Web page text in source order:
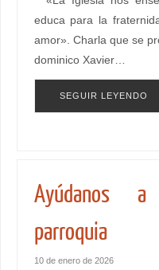
educa para la
amor». Charla que se
dominico Xavier…
SEGUIR LEYENDO
Ayúdanos
parroquia
10 de enero de 2026